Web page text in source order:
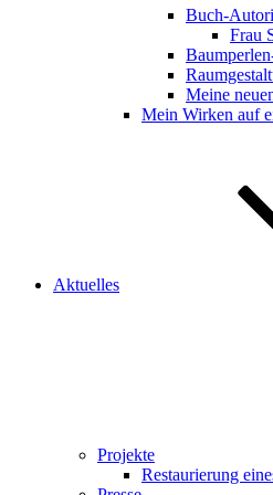
Buch-
Frau
Meine
Mein Wirken auf
Aktuelles
Projekte
Restaurierung